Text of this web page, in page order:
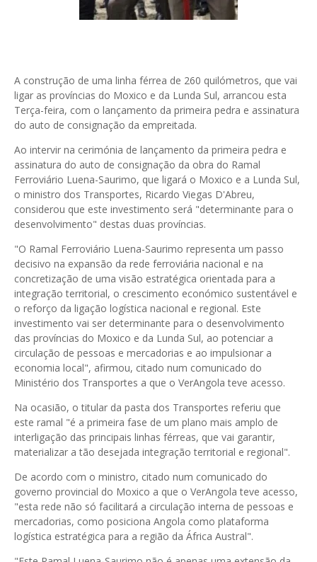
A construção de uma linha férrea de 260 quilómetros, que vai
ligar as províncias do Moxico e da Lunda Sul, arrancou esta
Terça-feira, com o lançamento da primeira pedra e assinatura
do auto de consignação da empreitada.
Ao intervir na cerimónia de lançamento da primeira pedra e
assinatura do auto de consignação da obra do Ramal
Ferroviário Luena-Saurimo, que ligará o Moxico e a Lunda Sul,
o ministro dos Transportes, Ricardo Viegas D'Abreu,
considerou que este investimento será "determinante para o
desenvolvimento" destas duas províncias.
"O Ramal Ferroviário Luena-Saurimo representa um passo
decisivo na expansão da rede ferroviária nacional e na
concretização de uma visão estratégica orientada para a
integração territorial, o crescimento económico sustentável e
o reforço da ligação logística nacional e regional. Este
investimento vai ser determinante para o desenvolvimento
das províncias do Moxico e da Lunda Sul, ao potenciar a
circulação de pessoas e mercadorias e ao impulsionar a
economia local", afirmou, citado num comunicado do
Ministério dos Transportes a que o VerAngola teve acesso.
Na ocasião, o titular da pasta dos Transportes referiu que
este ramal "é a primeira fase de um plano mais amplo de
interligação das principais linhas férreas, que vai garantir,
materializar a tão desejada integração territorial e regional".
De acordo com o ministro, citado num comunicado do
governo provincial do Moxico a que o VerAngola teve acesso,
"esta rede não só facilitará a circulação interna de pessoas e
mercadorias, como posiciona Angola como plataforma
logística estratégica para a região da África Austral".